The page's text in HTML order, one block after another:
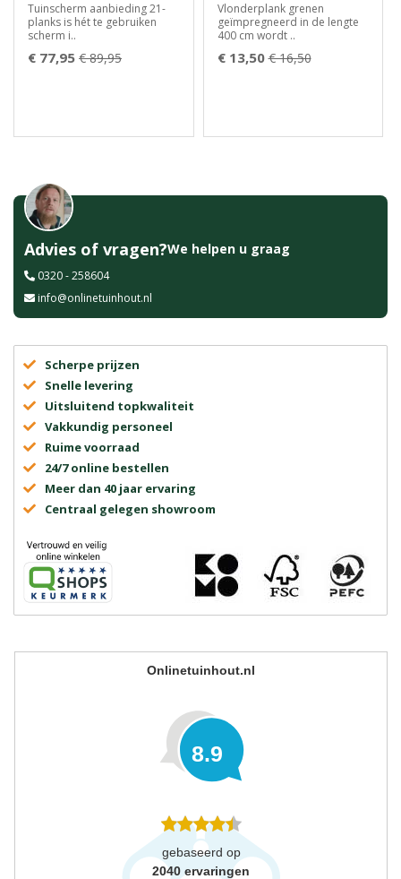
Tuinscherm aanbieding 21-
planks is hét te gebruiken
scherm i..
€ 77,95 € 89,95
Vlonderplank grenen
geïmpregneerd in de lengte
400 cm wordt ..
€ 13,50 € 16,50
Advies of vragen?We helpen u graag
0320 - 258604
info@onlinetuinhout.nl
Scherpe prijzen
Snelle levering
Uitsluitend topkwaliteit
Vakkundig personeel
Ruime voorraad
24/7 online bestellen
Meer dan 40 jaar ervaring
Centraal gelegen showroom
Onlinetuinhout.nl
8.9
gebaseerd op
2040 ervaringen